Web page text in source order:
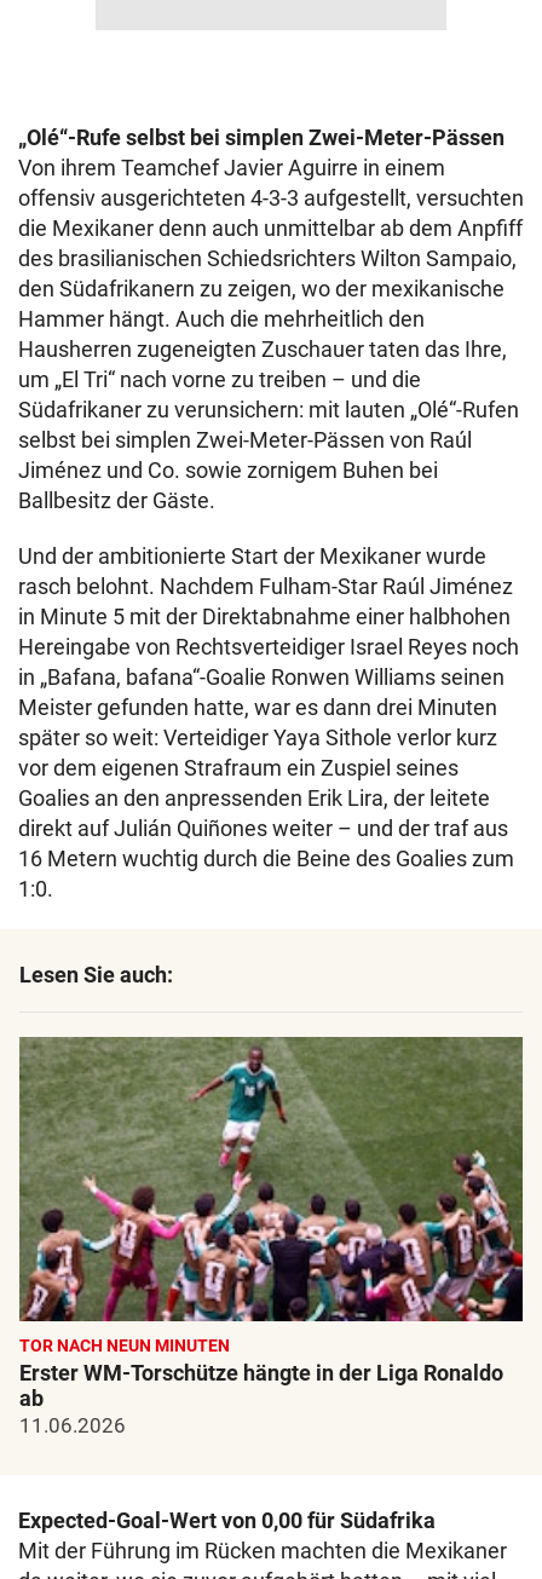
„Olé“-Rufe selbst bei simplen Zwei-Meter-Pässen
Von ihrem Teamchef Javier Aguirre in einem
offensiv ausgerichteten 4-3-3 aufgestellt, versuchten
die Mexikaner denn auch unmittelbar ab dem Anpfiff
des brasilianischen Schiedsrichters Wilton Sampaio,
den Südafrikanern zu zeigen, wo der mexikanische
Hammer hängt. Auch die mehrheitlich den
Hausherren zugeneigten Zuschauer taten das Ihre,
um „El Tri“ nach vorne zu treiben – und die
Südafrikaner zu verunsichern: mit lauten „Olé“-Rufen
selbst bei simplen Zwei-Meter-Pässen von Raúl
Jiménez und Co. sowie zornigem Buhen bei
Ballbesitz der Gäste.
Und der ambitionierte Start der Mexikaner wurde
rasch belohnt. Nachdem Fulham-Star Raúl Jiménez
in Minute 5 mit der Direktabnahme einer halbhohen
Hereingabe von Rechtsverteidiger Israel Reyes noch
in „Bafana, bafana“-Goalie Ronwen Williams seinen
Meister gefunden hatte, war es dann drei Minuten
später so weit: Verteidiger Yaya Sithole verlor kurz
vor dem eigenen Strafraum ein Zuspiel seines
Goalies an den anpressenden Erik Lira, der leitete
direkt auf Julián Quiñones weiter – und der traf aus
16 Metern wuchtig durch die Beine des Goalies zum
1:0.
Lesen Sie auch:
TOR NACH NEUN MINUTEN
Erster WM-Torschütze hängte in der Liga Ronaldo
ab
11.06.2026
Expected-Goal-Wert von 0,00 für Südafrika
Mit der Führung im Rücken machten die Mexikaner